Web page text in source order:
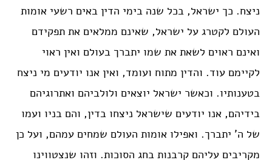
ניצח. כך ישראל, בכל שנה בימי הדין באים רשעי אומות
העולם לקטרג על ישראל, שאינם ממלאים את תפקידם
ואינם ראוים לשאת את שמו יתברך בעולם ואין ראוי
לקיימם עוד. והדין מתוח ועומד, ואין אנו יודעים מי ניצח
בטענותיו. וכאשר ישראל יוצאים ולולביהם ואתרוגיהם
בידיהם, אנו יודעים שישראל ניצחו בדין, והם בניו ועמו
של ה’ יתברך. ואפילו אומות העולם שמחים עמהם, ועל כן
מקריבים עליהם קרבנות בחג הסוכות. וזהו שנצטווינו